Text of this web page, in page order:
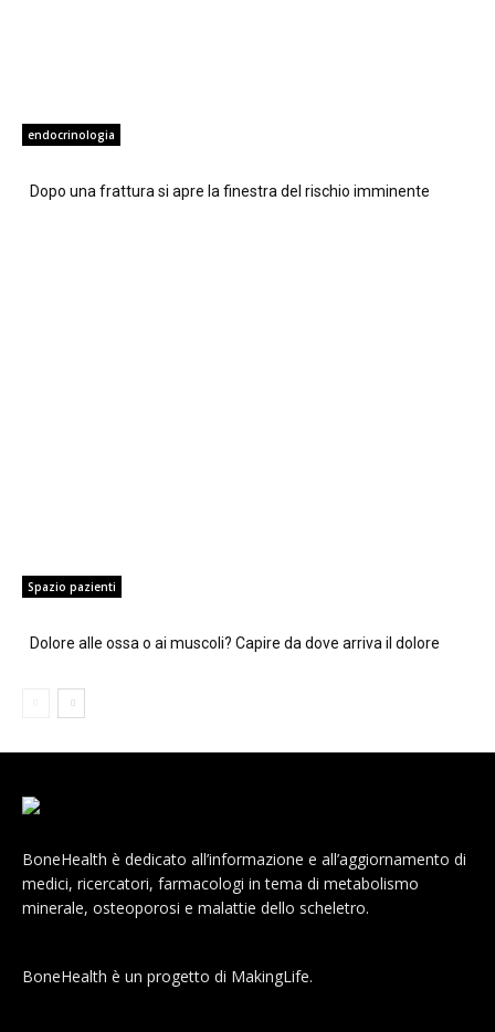
endocrinologia
Dopo una frattura si apre la finestra del rischio imminente
Spazio pazienti
Dolore alle ossa o ai muscoli? Capire da dove arriva il dolore
BoneHealth è dedicato all’informazione e all’aggiornamento di
medici, ricercatori, farmacologi in tema di metabolismo
minerale, osteoporosi e malattie dello scheletro.
BoneHealth è un progetto di MakingLife.